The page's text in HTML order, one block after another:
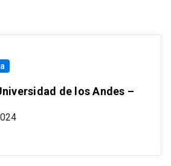
de los Andes –